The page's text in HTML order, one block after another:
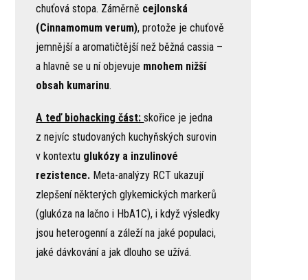
chuťová stopa. Záměrně cejlonská
(Cinnamomum verum), protože je chuťově
jemnější a aromatičtější než běžná cassia –
a hlavně se u ní objevuje mnohem nižší
obsah kumarinu.
A teď biohacking část:skořice je jedna
z nejvíc studovaných kuchyňských surovin
v kontextu glukózy a inzulinové
rezistence. Meta-analýzy RCT ukazují
zlepšení některých glykemických markerů
(glukóza na lačno i HbA1C), i když výsledky
jsou heterogenní a záleží na jaké populaci,
jaké dávkování a jak dlouho se užívá.